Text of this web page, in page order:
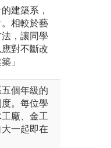
建築系，
相較於藝
，讓同學
對不斷改
」
個年級的
。每位學
廠、金工
一起即在